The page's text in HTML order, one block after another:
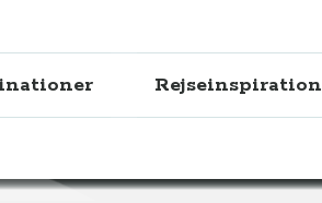
Rejseinspiration